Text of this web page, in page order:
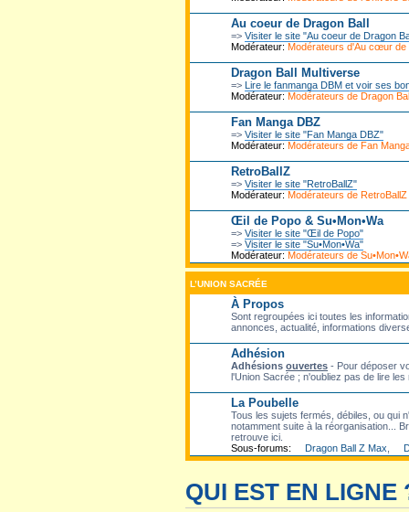
Au coeur de Dragon Ball
=> Visiter le site "Au coeur de Dragon
Modérateur: Modérateurs d'Au cœur de
Dragon Ball Multiverse
=> Lire le fanmanga DBM et voir ses
Modérateur: Modérateurs de Dragon
Fan Manga DBZ
=> Visiter le site "Fan Manga DBZ"
Modérateur: Modérateurs de Fan
RetroBallZ
=> Visiter le site "RetroBallZ"
Modérateur: Modérateurs de RetroBallZ
Œil de Popo & Su•Mon•Wa
=> Visiter le site "Œil de Popo"
=> Visiter le site "Su•Mon•Wa"
Modérateur: Modérateurs de
L’UNION SACRÉE
À Propos
Sont regroupées ici toutes les
annonces, actualité, informations
Adhésion
Adhésions ouvertes - Pour déposer
l'Union Sacrée ; n'oubliez pas de lire
La Poubelle
Tous les sujets fermés, débiles, ou qui
notamment suite à la réorganisation...
retrouve ici.
Sous-forums:
Dragon Ball Z Max
QUI EST EN LIGNE